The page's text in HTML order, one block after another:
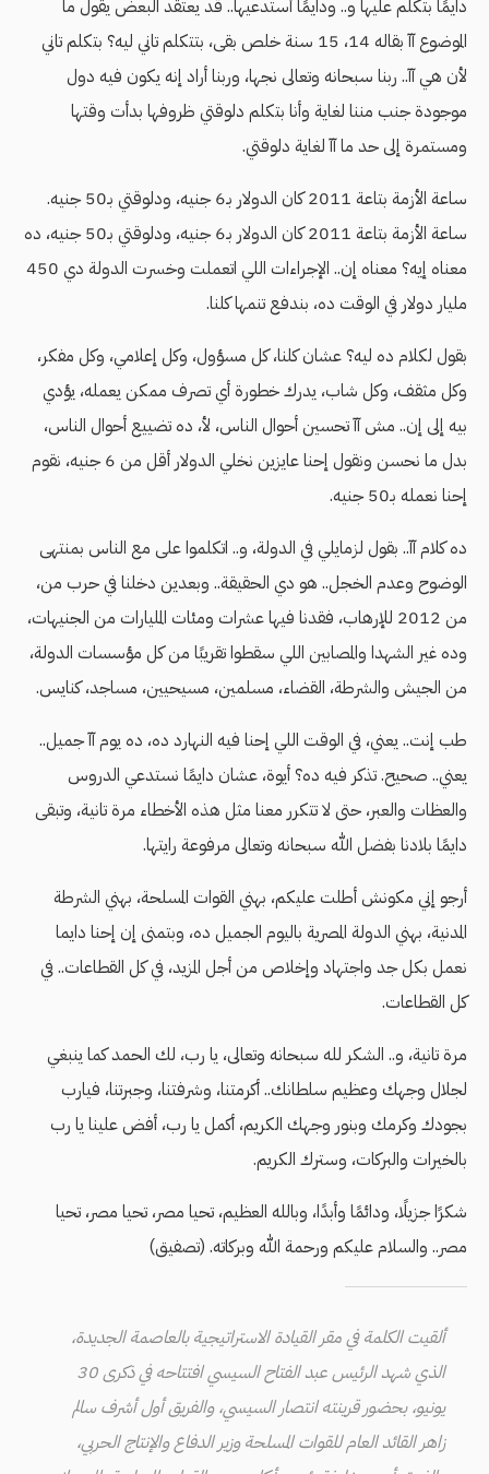
دايمًا بتكلم عليها و.. ودايمًا أستدعيها.. قد يعتقد البعض يقول ما
الموضوع آآ بقاله 14، 15 سنة خلص بقى، بتتكلم تاني ليه؟ بتكلم تاني
لأن هي آآ.. ربنا سبحانه وتعالى نجها، وربنا أراد إنه يكون فيه دول
موجودة جنب مننا لغاية وأنا بتكلم دلوقتي ظروفها بدأت وقتها
ومستمرة إلى حد ما آآ لغاية دلوقتي.
ساعة الأزمة بتاعة 2011 كان الدولار بـ6 جنيه، ودلوقتي بـ50 جنيه.
ساعة الأزمة بتاعة 2011 كان الدولار بـ6 جنيه، ودلوقتي بـ50 جنيه، ده
معناه إيه؟ معناه إن.. الإجراءات اللي اتعملت وخسرت الدولة دي 450
مليار دولار في الوقت ده، بندفع تنمها كلنا.
بقول لكلام ده ليه؟ عشان كلنا، كل مسؤول، وكل إعلامي، وكل مفكر،
وكل مثقف، وكل شاب، يدرك خطورة أي تصرف ممكن يعمله، يؤدي
بيه إلى إن.. مش آآ تحسين أحوال الناس، لأ، ده تضييع أحوال الناس،
بدل ما نحسن ونقول إحنا عايزين نخلي الدولار أقل من 6 جنيه، نقوم
إحنا نعمله بـ50 جنيه.
ده كلام آآ.. بقول لزمايلي في الدولة، و.. اتكلموا على مع الناس بمنتهى
الوضوح وعدم الخجل.. هو دي الحقيقة.. وبعدين دخلنا في حرب من،
من 2012 للإرهاب، فقدنا فيها عشرات ومئات المليارات من الجنيهات،
وده غير الشهدا والمصابين اللي سقطوا تقريبًا من كل مؤسسات الدولة،
من الجيش والشرطة، القضاء، مسلمين، مسيحيين، مساجد، كنايس.
طب إنت.. يعني، في الوقت اللي إحنا فيه النهارد ده، ده يوم آآ جميل..
يعني.. صحيح. تذكر فيه ده؟ أيوة، عشان دايمًا نستدعي الدروس
والعظات والعبر، حتى لا تتكرر معنا مثل هذه الأخطاء مرة تانية، وتبقى
دايمًا بلادنا بفضل الله سبحانه وتعالى مرفوعة رايتها.
أرجو إني مكونش أطلت عليكم، بهني القوات المسلحة، بهني الشرطة
المدنية، بهني الدولة المصرية باليوم الجميل ده، وبتمنى إن إحنا دايما
نعمل بكل جد واجتهاد وإخلاص من أجل المزيد، في كل القطاعات.. في
كل القطاعات.
مرة تانية، و.. الشكر لله سبحانه وتعالى، يا رب، لك الحمد كما ينبغي
لجلال وجهك وعظيم سلطانك.. أكرمتنا، وشرفتنا، وجبرتنا، فيارب
بجودك وكرمك وبنور وجهك الكريم، أكمل يا رب، أفض علينا يا رب
بالخيرات والبركات، وسترك الكريم.
شكرًا جزيلًا، ودائمًا وأبدًا، وبالله العظيم، تحيا مصر، تحيا مصر، تحيا
مصر.. والسلام عليكم ورحمة الله وبركاته. (تصفيق)
ألقيت الكلمة في مقر القيادة الاستراتيجية بالعاصمة الجديدة،
الذي شهد الرئيس عبد الفتاح السيسي افتتاحه في ذكرى 30
يونيو، بحضور قرينته انتصار السيسي، والفريق أول أشرف سالم
زاهر القائد العام للقوات المسلحة وزير الدفاع والإنتاج الحربي،